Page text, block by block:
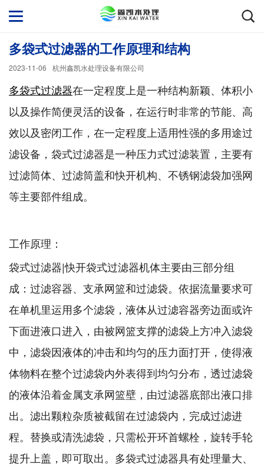
多袋式过滤器的工作原理和结构
2023-11-06 杭州鑫凯水处理设备有限公司
多袋式过滤器在一定程度上是一种结构新颖、体积小
以及操作简便灵活的设备，在运行时非常的节能、高
效以及密闭工作，在一定程度上适用性强的多用途过
滤设备，袋式过滤器是一种压力式过滤装置，主要有
过滤筒体、过滤筒盖和快开机构、不锈钢滤袋加强网
等主要部件组成。
工作原理：
袋式过滤器|快开袋式过滤器机体主要由三部分组
成：过滤容器、支承网篮和过滤袋。依据流量要求可
在单机里运用多个滤袋，液体从过滤容器旁边面或许
下面进液口进入，由被网篮支撑的滤袋上方冲入滤袋
中，滤袋因液体的冲击和均匀的压力面打开，使得液
体物料在整个过滤袋内外表得到均匀分布，透过滤袋
的液体沿着金属支承网篮壁，由过滤器底部出液口排
出。滤出颗粒杂质被截留在过滤袋内，完成过滤进
程。替换或清洗滤袋，只需松开环首螺栓，旋转手轮
提升上盖，即可取出。多袋式过滤器具有处理量大、